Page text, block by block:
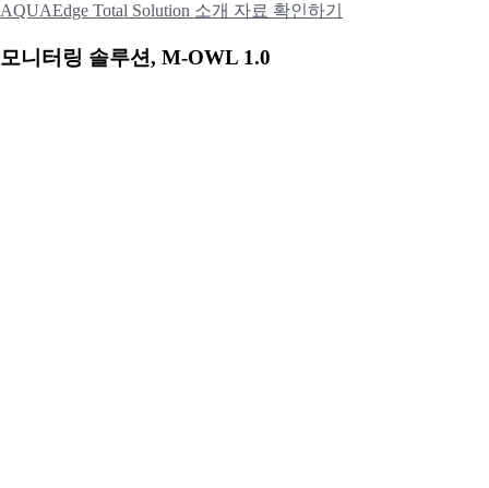
AQUAEdge Total Solution 소개 자료 확인하기
모니터링 솔루션, M-OWL 1.0